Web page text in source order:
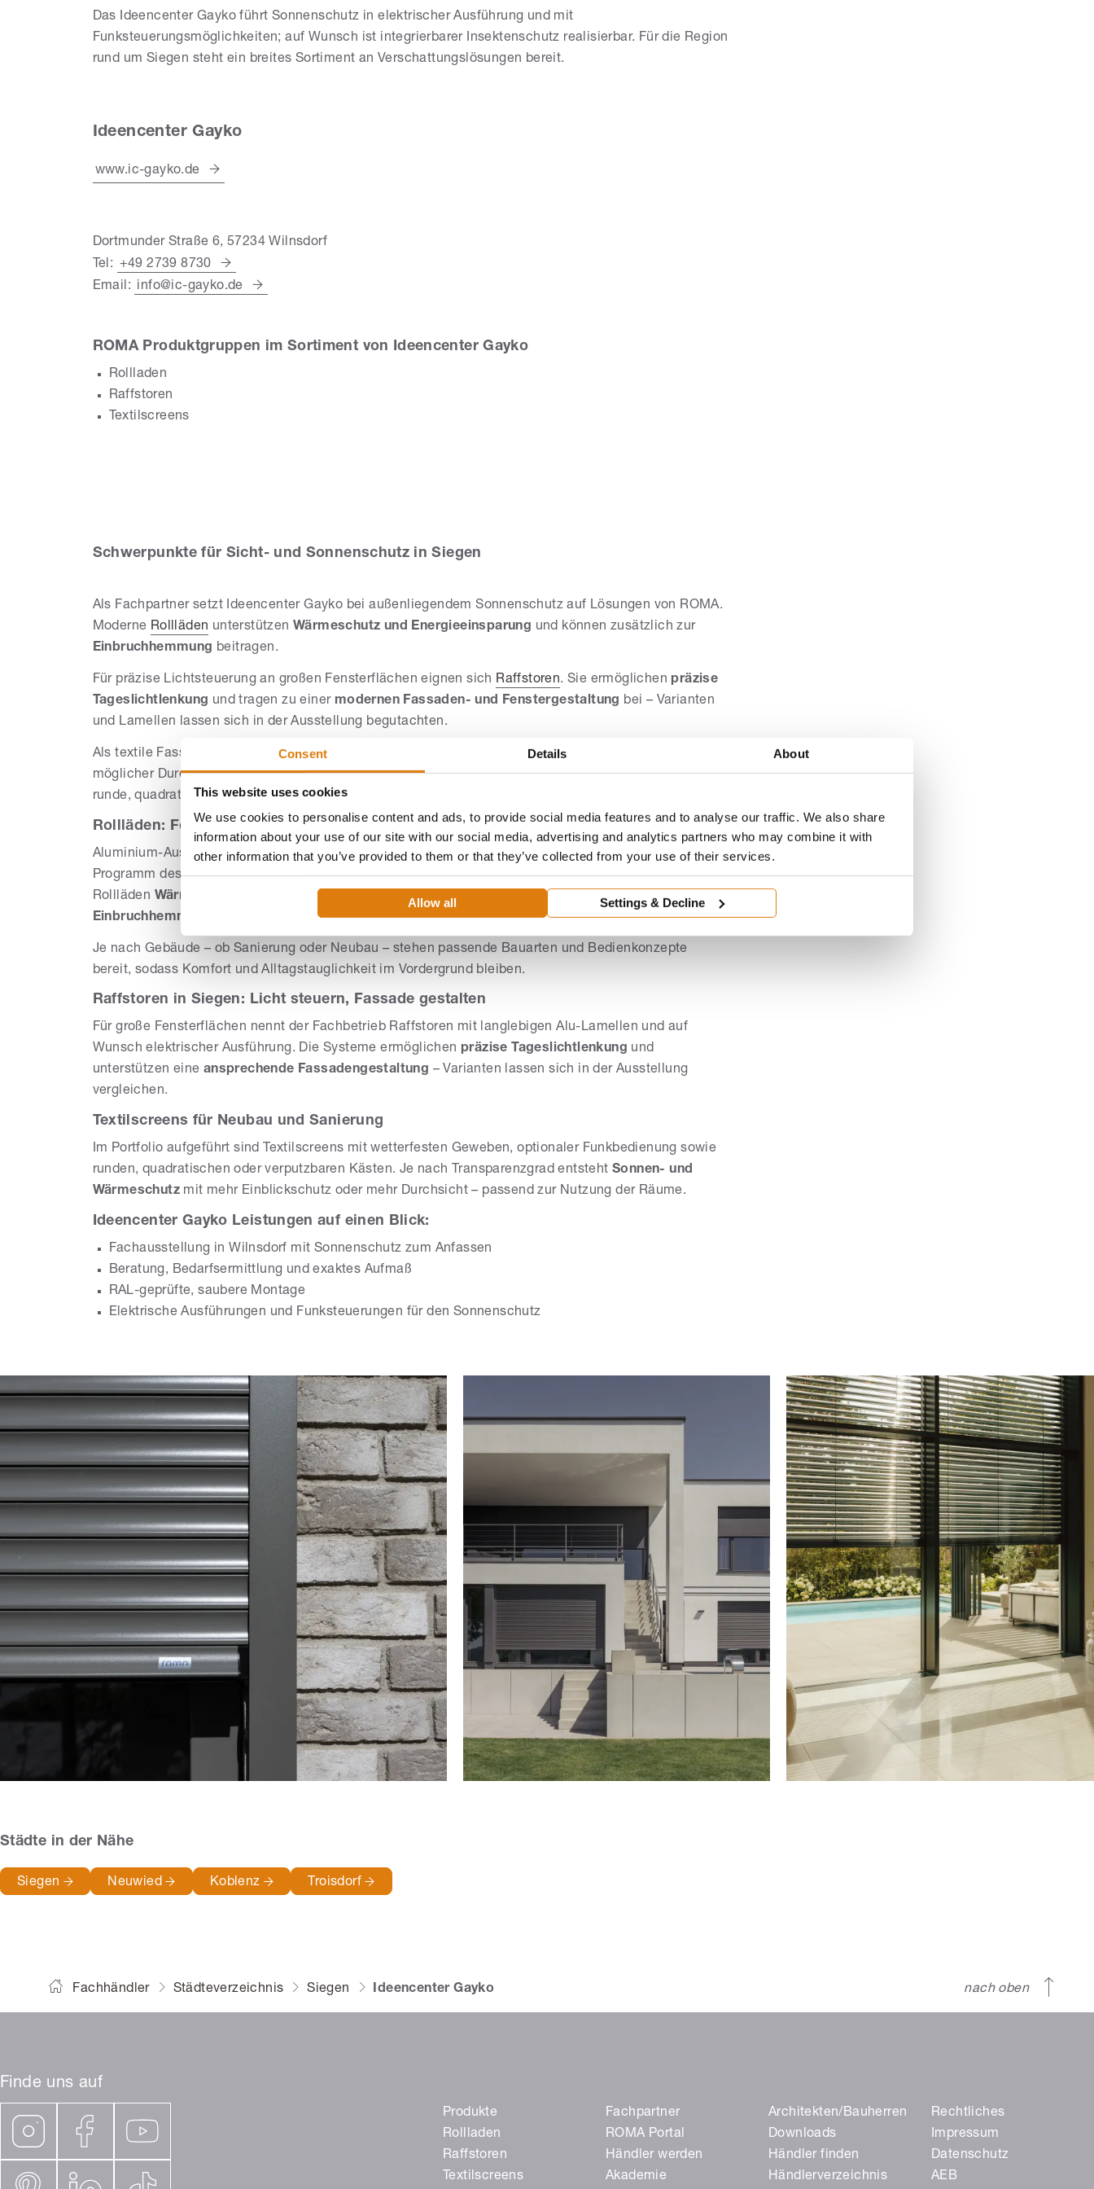
Consent Details About
This website uses cookies
We use cookies to personalise content and ads, to provide social media features and to analyse our traffic. We also share
information about your use of our site with our social media, advertising and analytics partners who may combine it with
other information that you’ve provided to them or that they’ve collected from your use of their services.
Settings & Decline
Allow all
Das Ideencenter Gayko führt Sonnenschutz in elektrischer Ausführung und mit
Funksteuerungsmöglichkeiten; auf Wunsch ist integrierbarer Insektenschutz realisierbar. Für die Region
rund um Siegen steht ein breites Sortiment an Verschattungslösungen bereit.
Ideencenter Gayko
www.ic-gayko.de
Dortmunder Straße 6, 57234 Wilnsdorf
Tel: +49 2739 8730
Email: info@ic-gayko.de
ROMA Produktgruppen im Sortiment von Ideencenter Gayko
Rollladen
Raffstoren
Textilscreens
Schwerpunkte für Sicht- und Sonnenschutz in Siegen
Als Fachpartner setzt Ideencenter Gayko bei außenliegendem Sonnenschutz auf Lösungen von ROMA.
Moderne Rollläden unterstützen Wärmeschutz und Energieeinsparung und können zusätzlich zur
Einbruchhemmung beitragen.
Für präzise Lichtsteuerung an großen Fensterflächen eignen sich Raffstoren. Sie ermöglichen präzise
Tageslichtlenkung und tragen zu einer modernen Fassaden- und Fenstergestaltung bei – Varianten
und Lamellen lassen sich in der Ausstellung begutachten.
Als textile Fassadenbeschattung bieten Sonnen- und Wärmeschutz
möglicher Durchsicht – je nach Gewebe. Für die Gestaltung stehen vielfältigeFarbenzur Auswahl;
runde, quadratische oder verputzbare Kästen unterstützen eine stimmige Architektur.
Rollläden: Fokus auf Wärmeschutz und Sicherheit
Aluminium-Ausführungen, elektrische Bedienung und optional integrierbarer Insektenschutz sind im
Programm des Ideencenters Gayko ausgewiesen. In Kombination mit den ROMA Lösungen leisten
Rollläden Wärmeschutz Energieeinsparung
und können zusätzlich zur
Einbruchhemmung
Je nach Gebäude – ob Sanierung oder Neubau – stehen passende Bauarten und Bedienkonzepte
bereit, sodass Komfort und Alltagstauglichkeit im Vordergrund bleiben.
Raffstoren in Siegen: Licht steuern, Fassade gestalten
Für große Fensterflächen nennt der Fachbetrieb Raffstoren mit langlebigen Alu-Lamellen und auf
Wunsch elektrischer Ausführung. Die Systeme ermöglichen präzise Tageslichtlenkung und
unterstützen eine ansprechende Fassadengestaltung – Varianten lassen sich in der Ausstellung
vergleichen.
Textilscreens für Neubau und Sanierung
Im Portfolio aufgeführt sind Textilscreens mit wetterfesten Geweben, optionaler Funkbedienung sowie
runden, quadratischen oder verputzbaren Kästen. Je nach Transparenzgrad entstehtSonnen- und
Wärmeschutz mit mehr Einblickschutz oder mehr Durchsicht – passend zur Nutzung der Räume.
Ideencenter Gayko Leistungen auf einen Blick:
Fachausstellung in Wilnsdorf mit Sonnenschutz zum Anfassen
Beratung, Bedarfsermittlung und exaktes Aufmaß
RAL-geprüfte, saubere Montage
Elektrische Ausführungen und Funksteuerungen für den Sonnenschutz
Städte in der Nähe
Siegen Neuwied Koblenz Troisdorf
Fachhändler Städteverzeichnis Siegen Ideencenter Gayko nach oben
Finde uns auf
Produkte
Rollladen
Raffstoren
Textilscreens
Fachpartner
ROMA Portal
Händler werden
Akademie
Architekten/Bauherren
Downloads
Händler finden
Händlerverzeichnis
Rechtliches
Impressum
Datenschutz
AEB